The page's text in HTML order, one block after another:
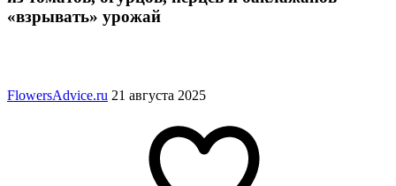
«взрывать» урожай
FlowersAdvice.ru 21 августа 2025